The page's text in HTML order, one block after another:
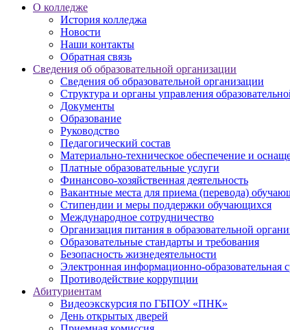
О колледже
История колледжа
Новости
Наши контакты
Обратная связь
Сведения об образовательной организации
Сведения об образовательной организации
Структура и органы управления
Документы
Образование
Руководство
Педагогический состав
Материально-техническое обеспечение и
Платные образовательные услуги
Финансово-хозяйственная деятельность
Вакантные места для приема (перевода)
Стипендии и меры поддержки обучающихся
Международное сотрудничество
Организация питания в образовательной
Образовательные стандарты и требования
Безопасность жизнедеятельности
Электронная информационно-образовательная
Противодействие коррупции
Абитуриентам
Видеоэкскурсия по ГБПОУ «ПНК»
День открытых дверей